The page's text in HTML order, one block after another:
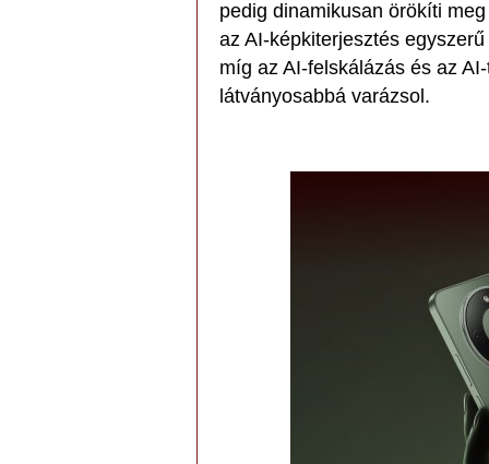
pedig dinamikusan örökíti
az AI-képkiterjesztés
míg az AI-felskálázás és az
látványosabbá varázsol.